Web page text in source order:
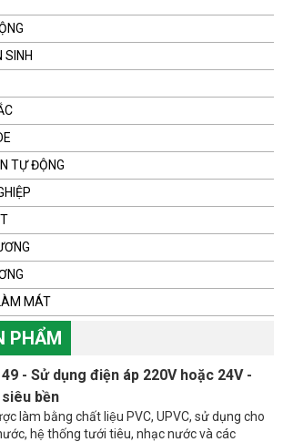
SINH
TỰ ĐỘNG
MÁT
PHẨM
- Sử dụng điện áp 220V hoặc 24V -
bền
làm bằng chất liệu PVC, UPVC, sử dụng cho
hệ thống tưới tiêu, nhạc nước và các